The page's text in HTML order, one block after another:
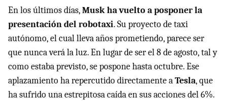
En los últimos días,Musk ha vuelto a posponer la
presentación del robotaxi. Su proyecto de taxi
autónomo, el cual lleva años prometiendo, parece ser
que nunca verá la luz. En lugar de ser el 8 de agosto, tal y
como estaba previsto, se pospone hasta octubre. Ese
aplazamiento ha repercutido directamente aTesla, que
ha sufrido una estrepitosa caída en sus acciones del 6%.